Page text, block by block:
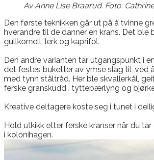
Av ​Anne Lise Braarud. Foto:
Den første teknikken går ut på å tvinne
hverandre til de danner en krans. Det ble
gullkornell, lerk og kaprifol.
Den andre varianten tar utgangspunkt i
det festes buketter av ymse slag til, ved
med tynn ståltråd. Her ble skvallerkål,
ferske granskudd , tyttebærlyng og
Kreative deltagere koste seg i tunet i
​Hold utkikk etter ferske kranser når du
i kolonihagen.